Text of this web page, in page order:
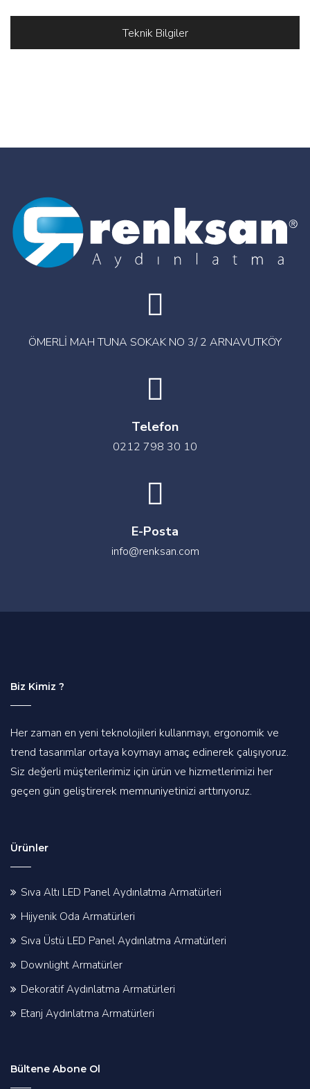
Teknik Bilgiler
ÖMERLİ MAH TUNA SOKAK NO 3/ 2 ARNAVUTKÖY
Telefon
0212 798 30 10
E-Posta
info@renksan.com
Biz Kimiz ?
Her zaman en yeni teknolojileri kullanmayı, ergonomik ve
trend tasarımlar ortaya koymayı amaç edinerek çalışıyoruz.
Siz değerli müşterilerimiz için ürün ve hizmetlerimizi her
geçen gün geliştirerek memnuniyetinizi arttırıyoruz.
Ürünler
Sıva Altı LED Panel Aydınlatma Armatürleri
Hijyenik Oda Armatürleri
Sıva Üstü LED Panel Aydınlatma Armatürleri
Downlight Armatürler
Dekoratif Aydınlatma Armatürleri
Etanj Aydınlatma Armatürleri
Bültene Abone Ol